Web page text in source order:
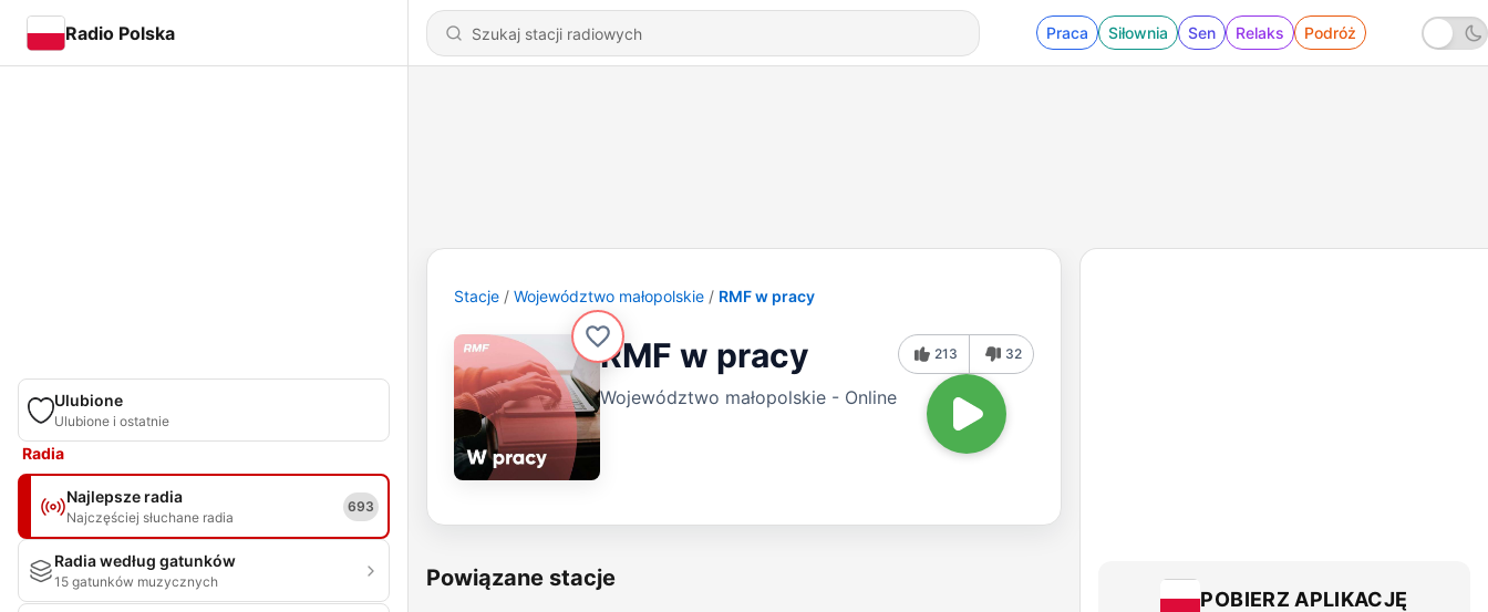
Radio Polska Praca Siłownia Sen Relaks Podróż
Ulubione
Ulubione i ostatnie
Radia
Najlepsze radia
Najczęściej słuchane radia
693
Radia według gatunków
15 gatunków muzycznych
Stacje Województwo małopolskie RMF w pracy
RMF w pracy
Województwo małopolskie - Online
213 32
Powiązane stacje
POBIERZ APLIKACJĘ